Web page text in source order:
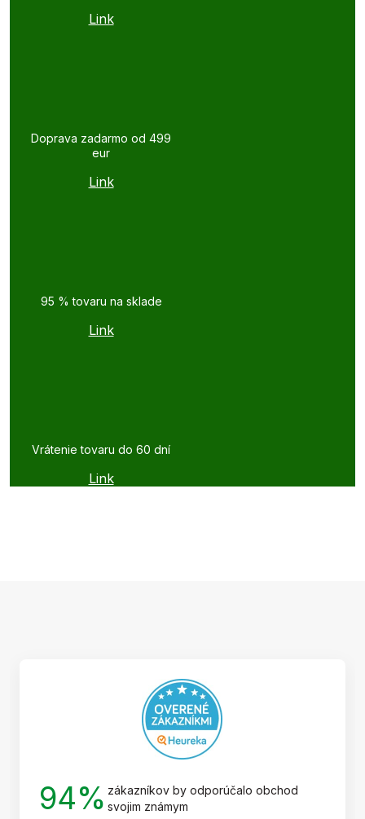
Link
Doprava zadarmo od 499
eur
Link
95 % tovaru na sklade
Link
Vrátenie tovaru do 60 dní
Link
94% zákazníkov by odporúčalo obchod
svojim známym